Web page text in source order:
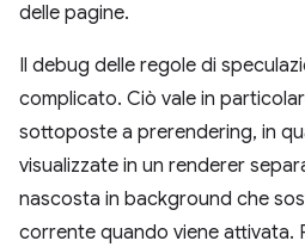
delle pagine.
Il debug delle regole di
complicato. Ciò vale in
sottoposte a prerendering, in
visualizzate in un renderer
nascosta in background che
corrente quando viene attivata.